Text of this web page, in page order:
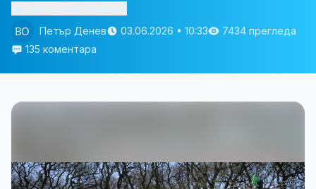
Петър Денев
03.06.2026 • 10:33
7434 прегледа
135 коментара